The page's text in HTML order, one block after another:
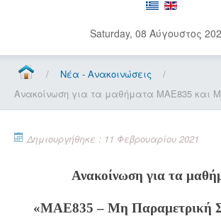
Saturday, 08 Αύγουστος
/ Νέα - Ανακοινώσεις
/
Ανακοίνωση για τα μαθήματα ΜΑΕ835 και
Δημιουργήθηκε : 11 Φεβρουαρίου 2021
Ανακοίνωση για τα
«ΜΑΕ835 – Μη Παραμετρική